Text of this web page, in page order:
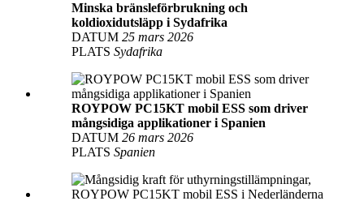
Minska bränsleförbrukning och
koldioxidutsläpp i Sydafrika
DATUM 25 mars 2026
PLATS Sydafrika
ROYPOW PC15KT mobil ESS som driver
mångsidiga applikationer i Spanien
DATUM 26 mars 2026
PLATS Spanien